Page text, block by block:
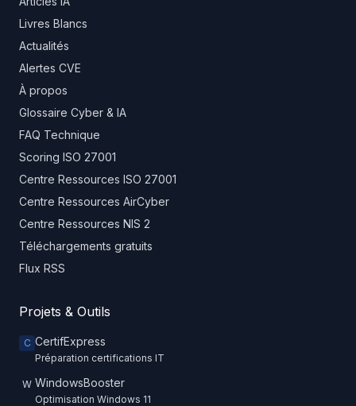
Livres Blancs
Actualités
Alertes CVE
À propos
Glossaire Cyber & IA
FAQ Technique
Scoring ISO 27001
Centre Ressources ISO 27001
Centre Ressources AirCyber
Centre Ressources NIS 2
Téléchargements gratuits
Flux RSS
Projets & Outils
C CertifExpress
Préparation certifications IT
W WindowsBooster
Optimisation Windows 11